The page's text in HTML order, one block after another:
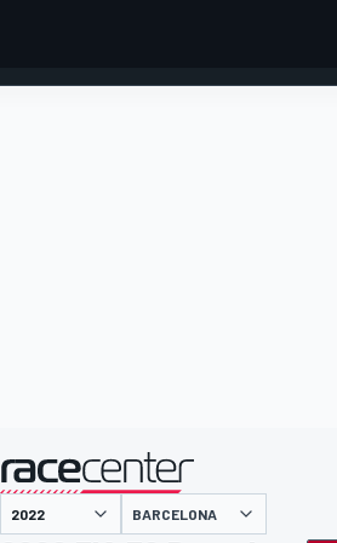
gepresenteerd door
BARCELONA